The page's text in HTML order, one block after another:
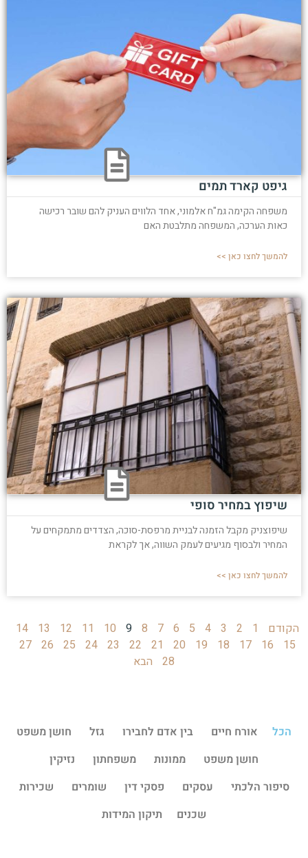
גיפט קארד תמים
משפחה הקימה גמ"ח אלמוני, אחד הלווים העניק להם שובר רכישה
כאות הערכה, המשפחה מתלבטת האם
להמשך לחצו כאן >>
שיפוץ במחיר סופי
שיפוצניק מקבל הזמנה לבניית מרפסת-סוכה, הצדדים מתמקחים על
המחיר ולבסוף מגיעים לעמק השווה, אך לקראת
להמשך לחצו כאן >>
הקודם 1
2
3
4
5
6
7
8
9
10
11
12
13
14
15
16
17
18
19
20
21
22
23
24
25
26
27
28
הבא
הכל אורח חיים בין אדם לחבירו גזל
חושן משפט
חושן משפט
ממונות משפחתון
נזיקין
סיפור הלכתי
עסקים פסקי דין שומרים
שכירות
שכנים
תיקון המידות